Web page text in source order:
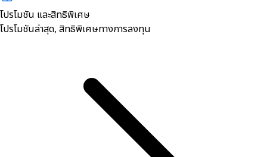
โปรโมชัน และสิทธิพิเศษ
โปรโมชันล่าสุด, สิทธิพิเศษทางการลงทุน